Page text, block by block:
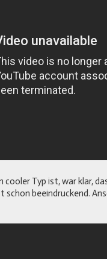
cooler Typ ist, war klar,
schon beeindruckend.